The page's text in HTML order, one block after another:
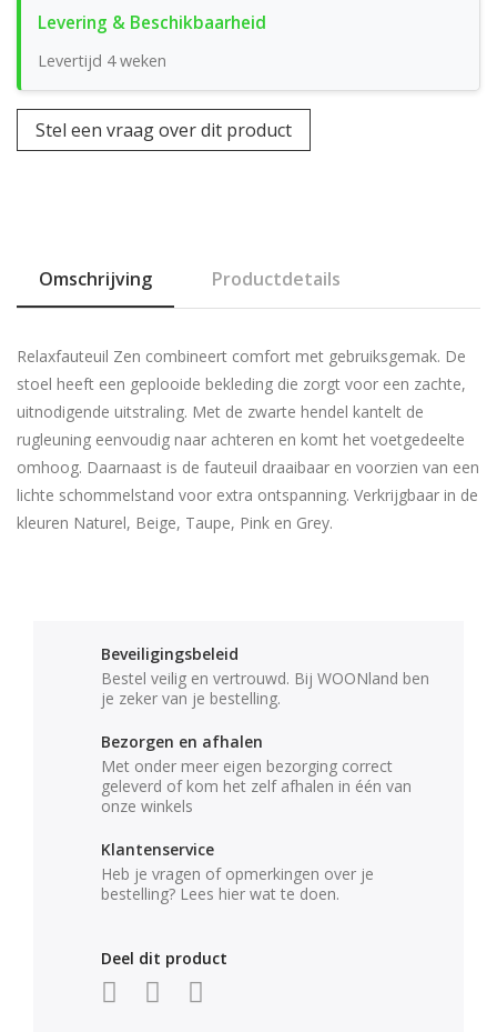
Levertijd 4 weken
Stel een vraag over dit product
Omschrijving Productdetails
Relaxfauteuil Zen combineert comfort met gebruiksgemak. De
stoel heeft een geplooide bekleding die zorgt voor een zachte,
uitnodigende uitstraling. Met de zwarte hendel kantelt de
rugleuning eenvoudig naar achteren en komt het voetgedeelte
omhoog. Daarnaast is de fauteuil draaibaar en voorzien van een
lichte schommelstand voor extra ontspanning. Verkrijgbaar in de
kleuren Naturel, Beige, Taupe, Pink en Grey.
Beveiligingsbeleid
Bestel veilig en vertrouwd. Bij WOONland ben
je zeker van je bestelling.
Bezorgen en afhalen
Met onder meer eigen bezorging correct
geleverd of kom het zelf afhalen in één van
onze winkels
Klantenservice
Heb je vragen of opmerkingen over je
bestelling? Lees hier wat te doen.
Deel dit product